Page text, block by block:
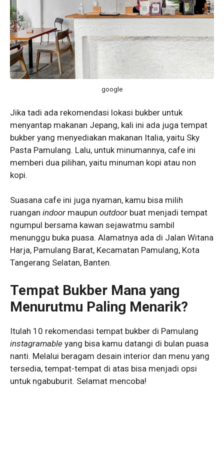
google
Jika tadi ada rekomendasi lokasi bukber untuk
menyantap makanan Jepang, kali ini ada juga tempat
bukber yang menyediakan makanan Italia, yaitu Sky
Pasta Pamulang. Lalu, untuk minumannya, cafe ini
memberi dua pilihan, yaitu minuman kopi atau non
kopi.
Suasana cafe ini juga nyaman, kamu bisa milih
ruangan indoor maupun outdoor buat menjadi tempat
ngumpul bersama kawan sejawatmu sambil
menunggu buka puasa. Alamatnya ada di Jalan Witana
Harja, Pamulang Barat, Kecamatan Pamulang, Kota
Tangerang Selatan, Banten.
Tempat Bukber Mana yang
Menurutmu Paling Menarik?
Itulah 10 rekomendasi tempat bukber di Pamulang
instagramable yang bisa kamu datangi di bulan puasa
nanti. Melalui beragam desain interior dan menu yang
tersedia, tempat-tempat di atas bisa menjadi opsi
untuk ngabuburit. Selamat mencoba!